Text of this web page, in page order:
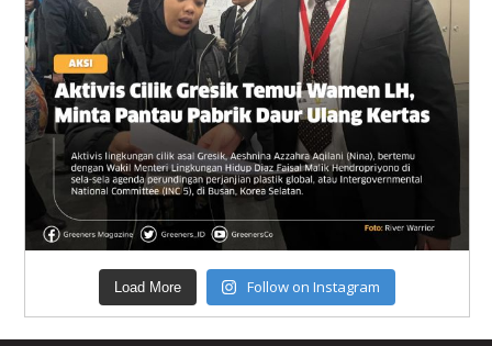
Load More Follow on Instagram